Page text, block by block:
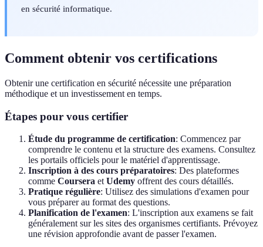
en sécurité informatique.
Comment obtenir vos certifications
Obtenir une certification en sécurité nécessite une préparation
méthodique et un investissement en temps.
Étapes pour vous certifier
Étude du programme de certification: Commencez par
comprendre le contenu et la structure des examens. Consultez
les portails officiels pour le matériel d'apprentissage.
Inscription à des cours préparatoires: Des plateformes
comme Coursera et Udemy offrent des cours détaillés.
Pratique régulière: Utilisez des simulations d'examen pour
vous préparer au format des questions.
Planification de l'examen: L'inscription aux examens se fait
généralement sur les sites des organismes certifiants. Prévoyez
une révision approfondie avant de passer l'examen.